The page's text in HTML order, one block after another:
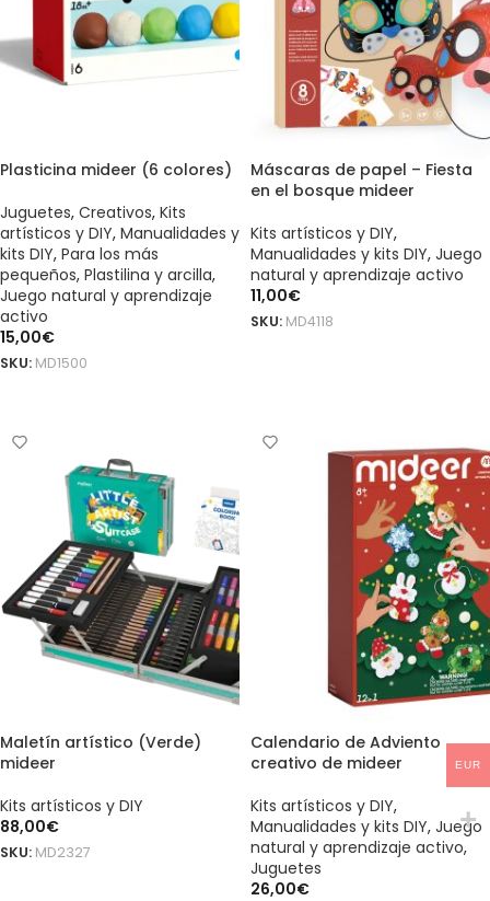
Plasticina mideer (6 colores)
Juguetes, Creativos, Kits
artísticos y DIY, Manualidades y
kits DIY, Para los más
pequeños, Plastilina y arcilla,
Juego natural y aprendizaje
activo
15,00€
SKU: MD1500
Máscaras de papel – Fiesta
en el bosque mideer
Kits artísticos y DIY,
Manualidades y kits DIY, Juego
natural y aprendizaje activo
11,00€
SKU: MD4118
Maletín artístico (Verde)
mideer
Kits artísticos y DIY
88,00€
SKU: MD2327
Calendario de Adviento
creativo de mideer
Kits artísticos y DIY,
Manualidades y kits DIY, Juego
natural y aprendizaje activo,
Juguetes
26,00€
EUR